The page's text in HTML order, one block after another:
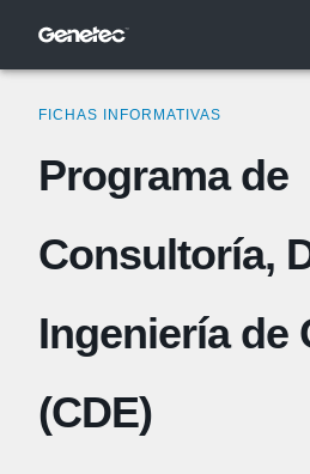
FICHAS INFORMATIVAS
Programa de
Consultoría,
Ingeniería de
(CDE)